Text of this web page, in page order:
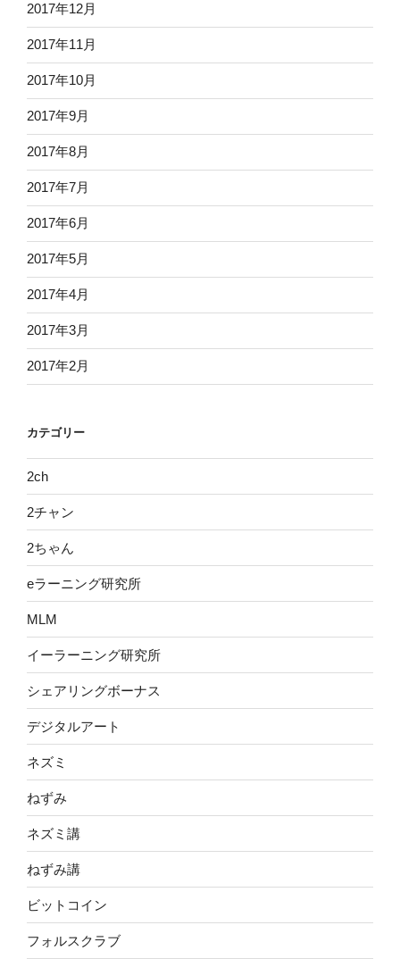
2017年12月
2017年11月
2017年10月
2017年9月
2017年8月
2017年7月
2017年6月
2017年5月
2017年4月
2017年3月
2017年2月
カテゴリー
2ch
2チャン
2ちゃん
eラーニング研究所
MLM
イーラーニング研究所
シェアリングボーナス
デジタルアート
ネズミ
ねずみ
ネズミ講
ねずみ講
ビットコイン
フォルスクラブ